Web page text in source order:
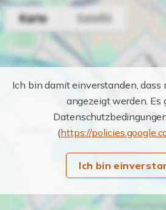
Ich bin damit einverstanden, dass
angezeigt werden. Es
(https://
Ich bin